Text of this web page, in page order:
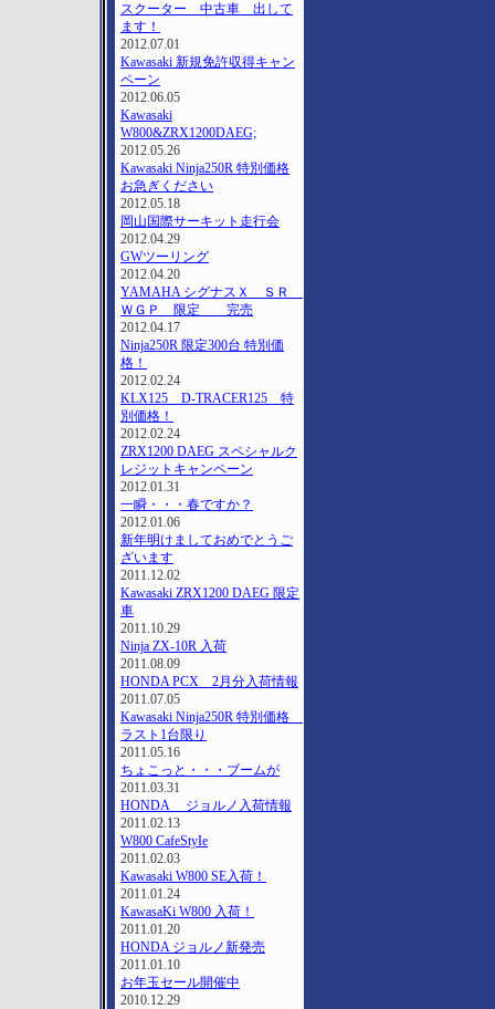
スクーター 中古車 出して
ます！
2012.07.01
Kawasaki 新規免許収得キャン
ペーン
2012.06.05
Kawasaki
W800&ZRX1200DAEG;
2012.05.26
Kawasaki Ninja250R 特別価格
お急ぎください
2012.05.18
岡山国際サーキット走行会
2012.04.29
GWツーリング
2012.04.20
YAMAHA シグナスＸ ＳＲ
ＷＧＰ 限定 完売
2012.04.17
Ninja250R 限定300台 特別価
格！
2012.02.24
KLX125 D-TRACER125 特
別価格！
2012.02.24
ZRX1200 DAEG スペシャルク
レジットキャンペーン
2012.01.31
一瞬・・・春ですか？
2012.01.06
新年明けましておめでとうご
ざいます
2011.12.02
Kawasaki ZRX1200 DAEG 限定
車
2011.10.29
Ninja ZX-10R 入荷
2011.08.09
HONDA PCX 2月分入荷情報
2011.07.05
Kawasaki Ninja250R 特別価格
ラスト1台限り
2011.05.16
ちょこっと・・・ブームが
2011.03.31
HONDA ジョルノ入荷情報
2011.02.13
W800 CafeStyIe
2011.02.03
Kawasaki W800 SE入荷！
2011.01.24
KawasaKi W800 入荷！
2011.01.20
HONDA ジョルノ新発売
2011.01.10
お年玉セール開催中
2010.12.29